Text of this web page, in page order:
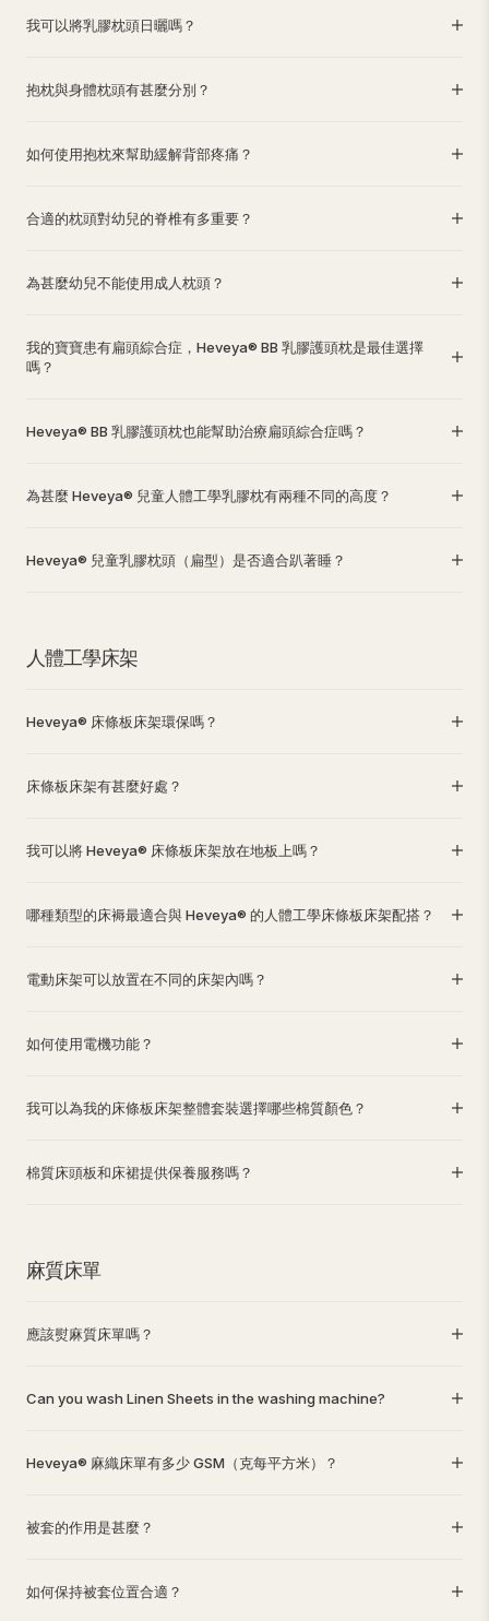
我可以將乳膠枕頭日曬嗎？
抱枕與身體枕頭有甚麼分別？
如何使用抱枕來幫助緩解背部疼痛？
合適的枕頭對幼兒的脊椎有多重要？
為甚麼幼兒不能使用成人枕頭？
我的寶寶患有扁頭綜合症，Heveya® BB 乳膠護頭枕是最佳選擇
嗎？
Heveya® BB 乳膠護頭枕也能幫助治療扁頭綜合症嗎？
為甚麼 Heveya® 兒童人體工學乳膠枕有兩種不同的高度？
Heveya® 兒童乳膠枕頭（扁型）是否適合趴著睡？
人體工學床架
Heveya® 床條板床架環保嗎？
床條板床架有甚麼好處？
我可以將 Heveya® 床條板床架放在地板上嗎？
哪種類型的床褥最適合與 Heveya® 的人體工學床條板床架配搭？
電動床架可以放置在不同的床架內嗎？
如何使用電機功能？
我可以為我的床條板床架整體套裝選擇哪些棉質顏色？
棉質床頭板和床裙提供保養服務嗎？
麻質床單
應該熨麻質床單嗎？
Can you wash Linen Sheets in the washing machine?
Heveya® 麻織床單有多少 GSM（克每平方米）？
被套的作用是甚麼？
如何保持被套位置合適？